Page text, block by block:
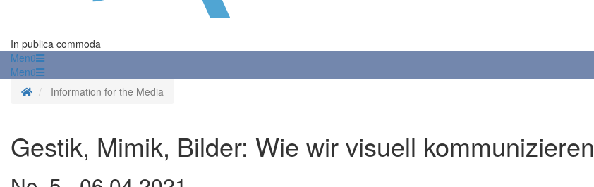
In publica commoda
Menü
Menü
Homepage
Information for the Media
Gestik, Mimik, Bilder: Wie wir visuell kommunizieren